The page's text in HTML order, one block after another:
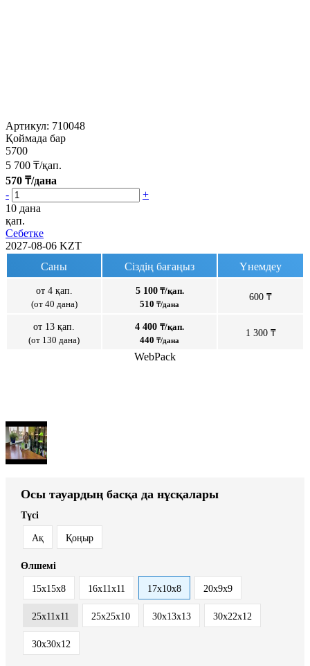
Артикул: 710048
Қоймада бар
5700
5 700 ₸/қап.
570 ₸/дана
-
+
10 дана
қап.
Себетке
2027-08-06 KZT
Саны
Сіздің бағаңыз Үнемдеу
от 4 қап.
(от 40 дана)
5 100₸/қап.
510 ₸/дана
600 ₸
от 13 қап.
(от 130 дана)
4 400 ₸/қап.
440 ₸/дана
1 300 ₸
WebPack
Осы тауардың басқа да нұсқалары
Түсі
Ақ Қоңыр
Өлшемі
15х15х8 16x11x11 17х10х8 20x9x9
25х11х11 25х25х10 30x13x13 30х22х12
30х30х12